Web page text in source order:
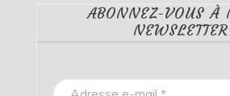
ABONNEZ-VOUS À
NEWSLETTER